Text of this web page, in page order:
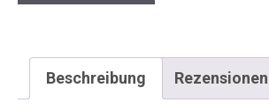
Beschreibung